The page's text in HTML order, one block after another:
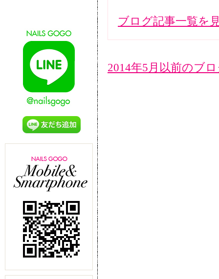
ブログ記事一覧を
2014年5月以前のブ